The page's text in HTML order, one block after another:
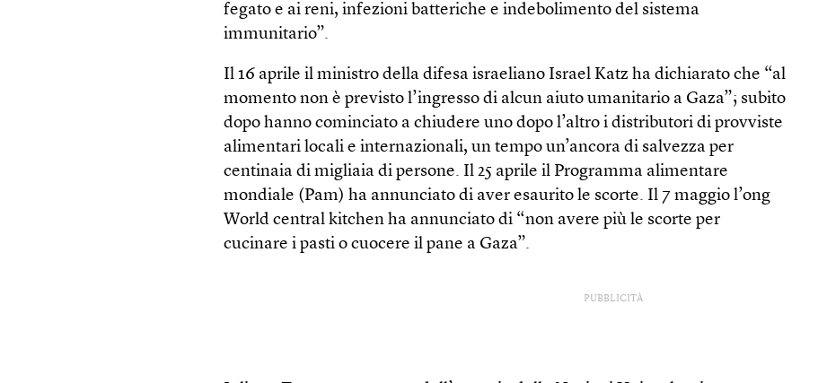
fegato e ai reni, infezioni batteriche e indebolimento del sistema
immunitario”.
Il 16 aprile il ministro della difesa israeliano Israel Katz ha dichiarato che “al
momento non è previsto l’ingresso di alcun aiuto umanitario a Gaza”; subito
dopo hanno cominciato a chiudere uno dopo l’altro i distributori di provviste
alimentari locali e internazionali, un tempo un’ancora di salvezza per
centinaia di migliaia di persone. Il 25 aprile il Programma alimentare
mondiale (Pam) ha annunciato di aver esaurito le scorte. Il 7 maggio l’ong
World central kitchen ha annunciato di “non avere più le scorte per
cucinare i pasti o cuocere il pane a Gaza”.
PUBBLICITÀ